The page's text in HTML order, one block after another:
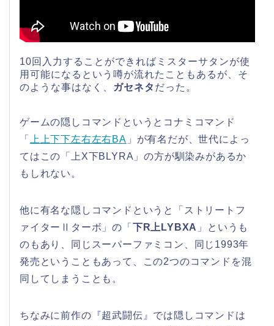
10回入力することができればミスターサタンが使
用可能になるという噂が流れたこともあるが、そ
のような事はなく、
ガセネタ だった。
ゲームの隠しコマンドというとコナミコマンド
「
上上下下左右左右BA 」が有名だが、世代によっ
てはこの「上X下BLYRA」の方が馴染みがあるか
もしれない。
他に有名な隠しコマンドというと「ストリートフ
ァイターⅡターボ」の「 下R上LYBXA 」というも
のもあり、同じスーパーファミコン、同じ1993年
発売ということもあって、この2つのコマンドを混
同してしまうことも。
ちなみに前作の『超武闘伝』では隠しコマンドは